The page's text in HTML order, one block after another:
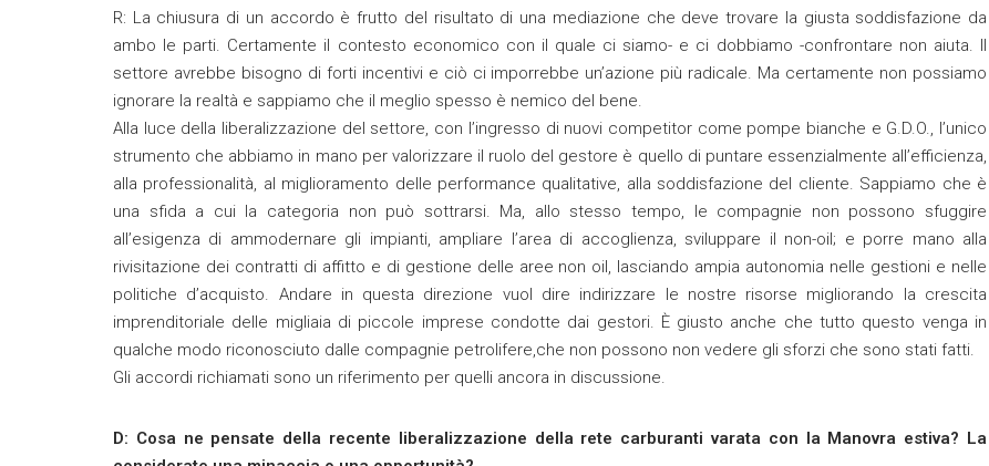
R: La chiusura di un accordo è frutto del risultato di una mediazione che deve trovare la giusta soddisfazione da
ambo le parti. Certamente il contesto economico con il quale ci siamo- e ci dobbiamo -confrontare non aiuta. Il
settore avrebbe bisogno di forti incentivi e ciò ci imporrebbe un’azione più radicale. Ma certamente non possiamo
ignorare la realtà e sappiamo che il meglio spesso è nemico del bene.
Alla luce della liberalizzazione del settore, con l’ingresso di nuovi competitor come pompe bianche e G.D.O., l’unico
strumento che abbiamo in mano per valorizzare il ruolo del gestore è quello di puntare essenzialmente all’efficienza,
alla professionalità, al miglioramento delle performance qualitative, alla soddisfazione del cliente. Sappiamo che è
una sfida a cui la categoria non può sottrarsi. Ma, allo stesso tempo, le compagnie non possono sfuggire
all’esigenza di ammodernare gli impianti, ampliare l’area di accoglienza, sviluppare il non-oil; e porre mano alla
rivisitazione dei contratti di affitto e di gestione delle aree non oil, lasciando ampia autonomia nelle gestioni e nelle
politiche d’acquisto. Andare in questa direzione vuol dire indirizzare le nostre risorse migliorando la crescita
imprenditoriale delle migliaia di piccole imprese condotte dai gestori. È giusto anche che tutto questo venga in
qualche modo riconosciuto dalle compagnie petrolifere,che non possono non vedere gli sforzi che sono stati fatti.
Gli accordi richiamati sono un riferimento per quelli ancora in discussione.
D: Cosa ne pensate della recente liberalizzazione della rete carburanti varata con la Manovra estiva? La